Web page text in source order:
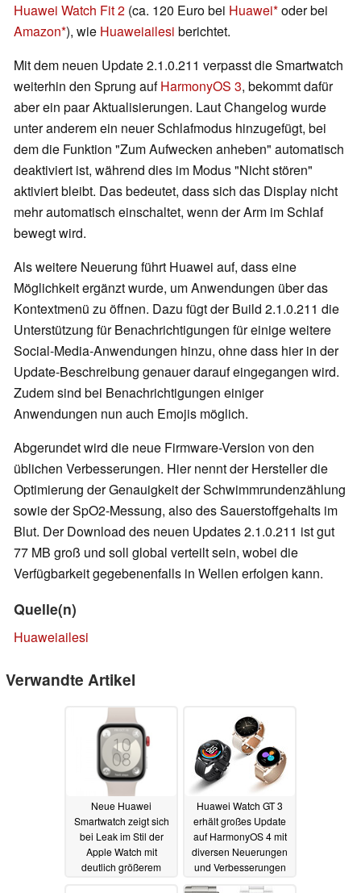
Huawei Watch Fit 2 (ca. 120 Euro bei Huawei oder bei
Amazon ), wie Huaweiailesi berichtet.
Mit dem neuen Update 2.1.0.211 verpasst die Smartwatch
weiterhin den Sprung aufHarmonyOS 3, bekommt dafür
aber ein paar Aktualisierungen. Laut Changelog wurde
unter anderem ein neuer Schlafmodus hinzugefügt, bei
dem die Funktion "Zum Aufwecken anheben" automatisch
deaktiviert ist, während dies im Modus "Nicht stören"
aktiviert bleibt. Das bedeutet, dass sich das Display nicht
mehr automatisch einschaltet, wenn der Arm im Schlaf
bewegt wird.
Als weitere Neuerung führt Huawei auf, dass eine
Möglichkeit ergänzt wurde, um Anwendungen über das
Kontextmenü zu öffnen. Dazu fügt der Build 2.1.0.211 die
Unterstützung für Benachrichtigungen für einige weitere
Social-Media-Anwendungen hinzu, ohne dass hier in der
Update-Beschreibung genauer darauf eingegangen wird.
Zudem sind bei Benachrichtigungen einiger
Anwendungen nun auch Emojis möglich.
Abgerundet wird die neue Firmware-Version von den
üblichen Verbesserungen. Hier nennt der Hersteller die
Optimierung der Genauigkeit der Schwimmrundenzählung
sowie der SpO2-Messung, also des Sauerstoffgehalts im
Blut. Der Download des neuen Updates 2.1.0.211 ist gut
77 MB groß und soll global verteilt sein, wobei die
Verfügbarkeit gegebenenfalls in Wellen erfolgen kann.
Quelle(n)
Huaweiailesi
Verwandte Artikel
Neue Huawei
Smartwatch zeigt sich
bei Leak im Stil der
Apple Watch mit
deutlich größerem
Huawei Watch GT 3
erhält großes Update
auf HarmonyOS 4 mit
diversen Neuerungen
und Verbesserungen
22.03.2024